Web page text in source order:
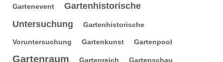
Gartenevent
Gartenhistorische
Untersuchung
Gartenhistorische
Voruntersuchung Gartenkunst Gartenpool
Gartenraum Gartenreich Gartenschau